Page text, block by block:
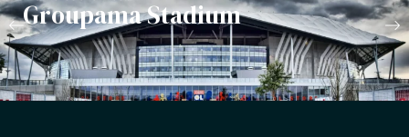
Groupama Stadium